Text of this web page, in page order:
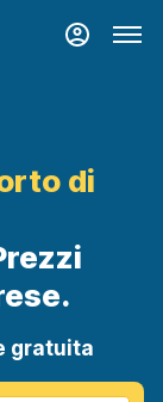
di
gratuita